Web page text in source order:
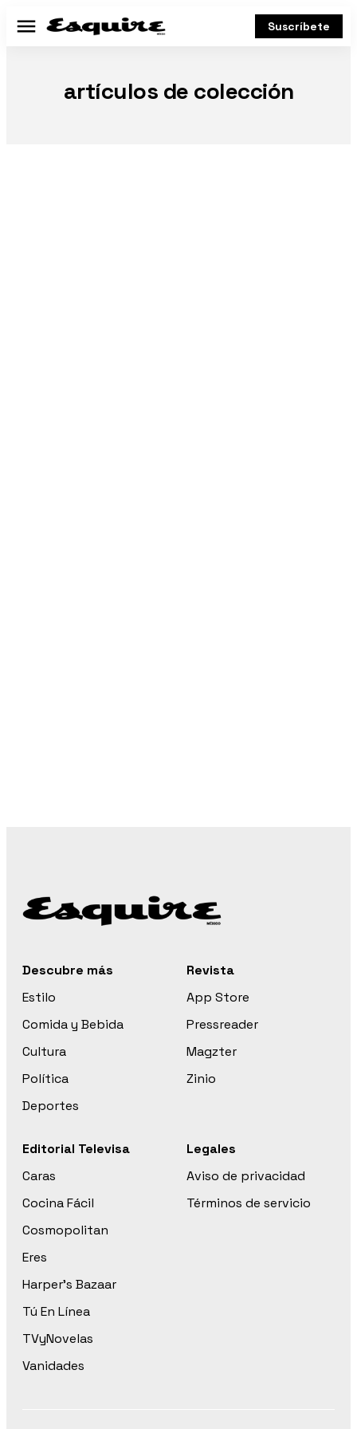
Menú Suscríbete
artículos de colección
Descubre más
Estilo
Comida y Bebida
Cultura
Política
Deportes
Revista
App Store
Pressreader
Magzter
Zinio
Editorial Televisa
Caras
Cocina Fácil
Cosmopolitan
Eres
Harper’s Bazaar
Tú En Línea
TVyNovelas
Vanidades
Legales
Aviso de privacidad
Términos de servicio